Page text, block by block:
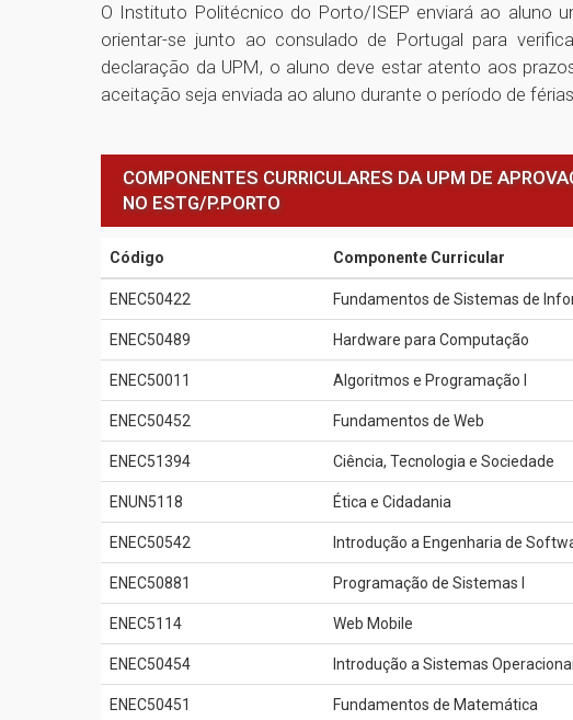
O Instituto Politécnico do Porto/ISEP enviará ao aluno
orientar-se junto ao consulado de Portugal para
declaração da UPM, o aluno deve estar atento aos
aceitação seja enviada ao aluno durante o período de
COMPONENTES CURRICULARES DA UPM DE
NO ESTG/P.PORTO
Código Componente Curricular
ENEC50422 Fundamentos de Sistemas de
ENEC50489 Hardware para Computação
ENEC50011 Algoritmos e Programação I
ENEC50452 Fundamentos de Web
ENEC51394 Ciência, Tecnologia e Sociedade
ENUN5118 Ética e Cidadania
ENEC50542 Introdução a Engenharia de
ENEC50881 Programação de Sistemas I
ENEC5114 Web Mobile
ENEC50454 Introdução a Sistemas
ENEC50451 Fundamentos de Matemática